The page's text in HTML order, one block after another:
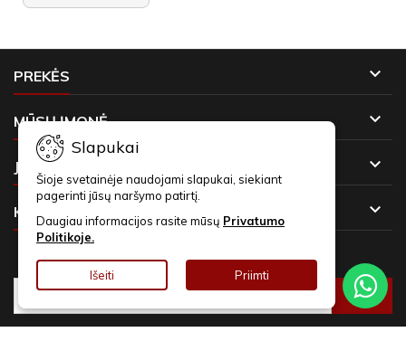
PREKĖS 
MŪSŲ ĮMONĖ 
JŪSŲ PASKYRA 
KONTAKTAI 
Slapukai
Šioje svetainėje naudojami slapukai, siekiant
pagerinti jūsų naršymo patirtį.
Daugiau informacijos rasite mūsų Privatumo
Politikoje.
Išeiti Priimti
NAUJIENLAIŠKIAI